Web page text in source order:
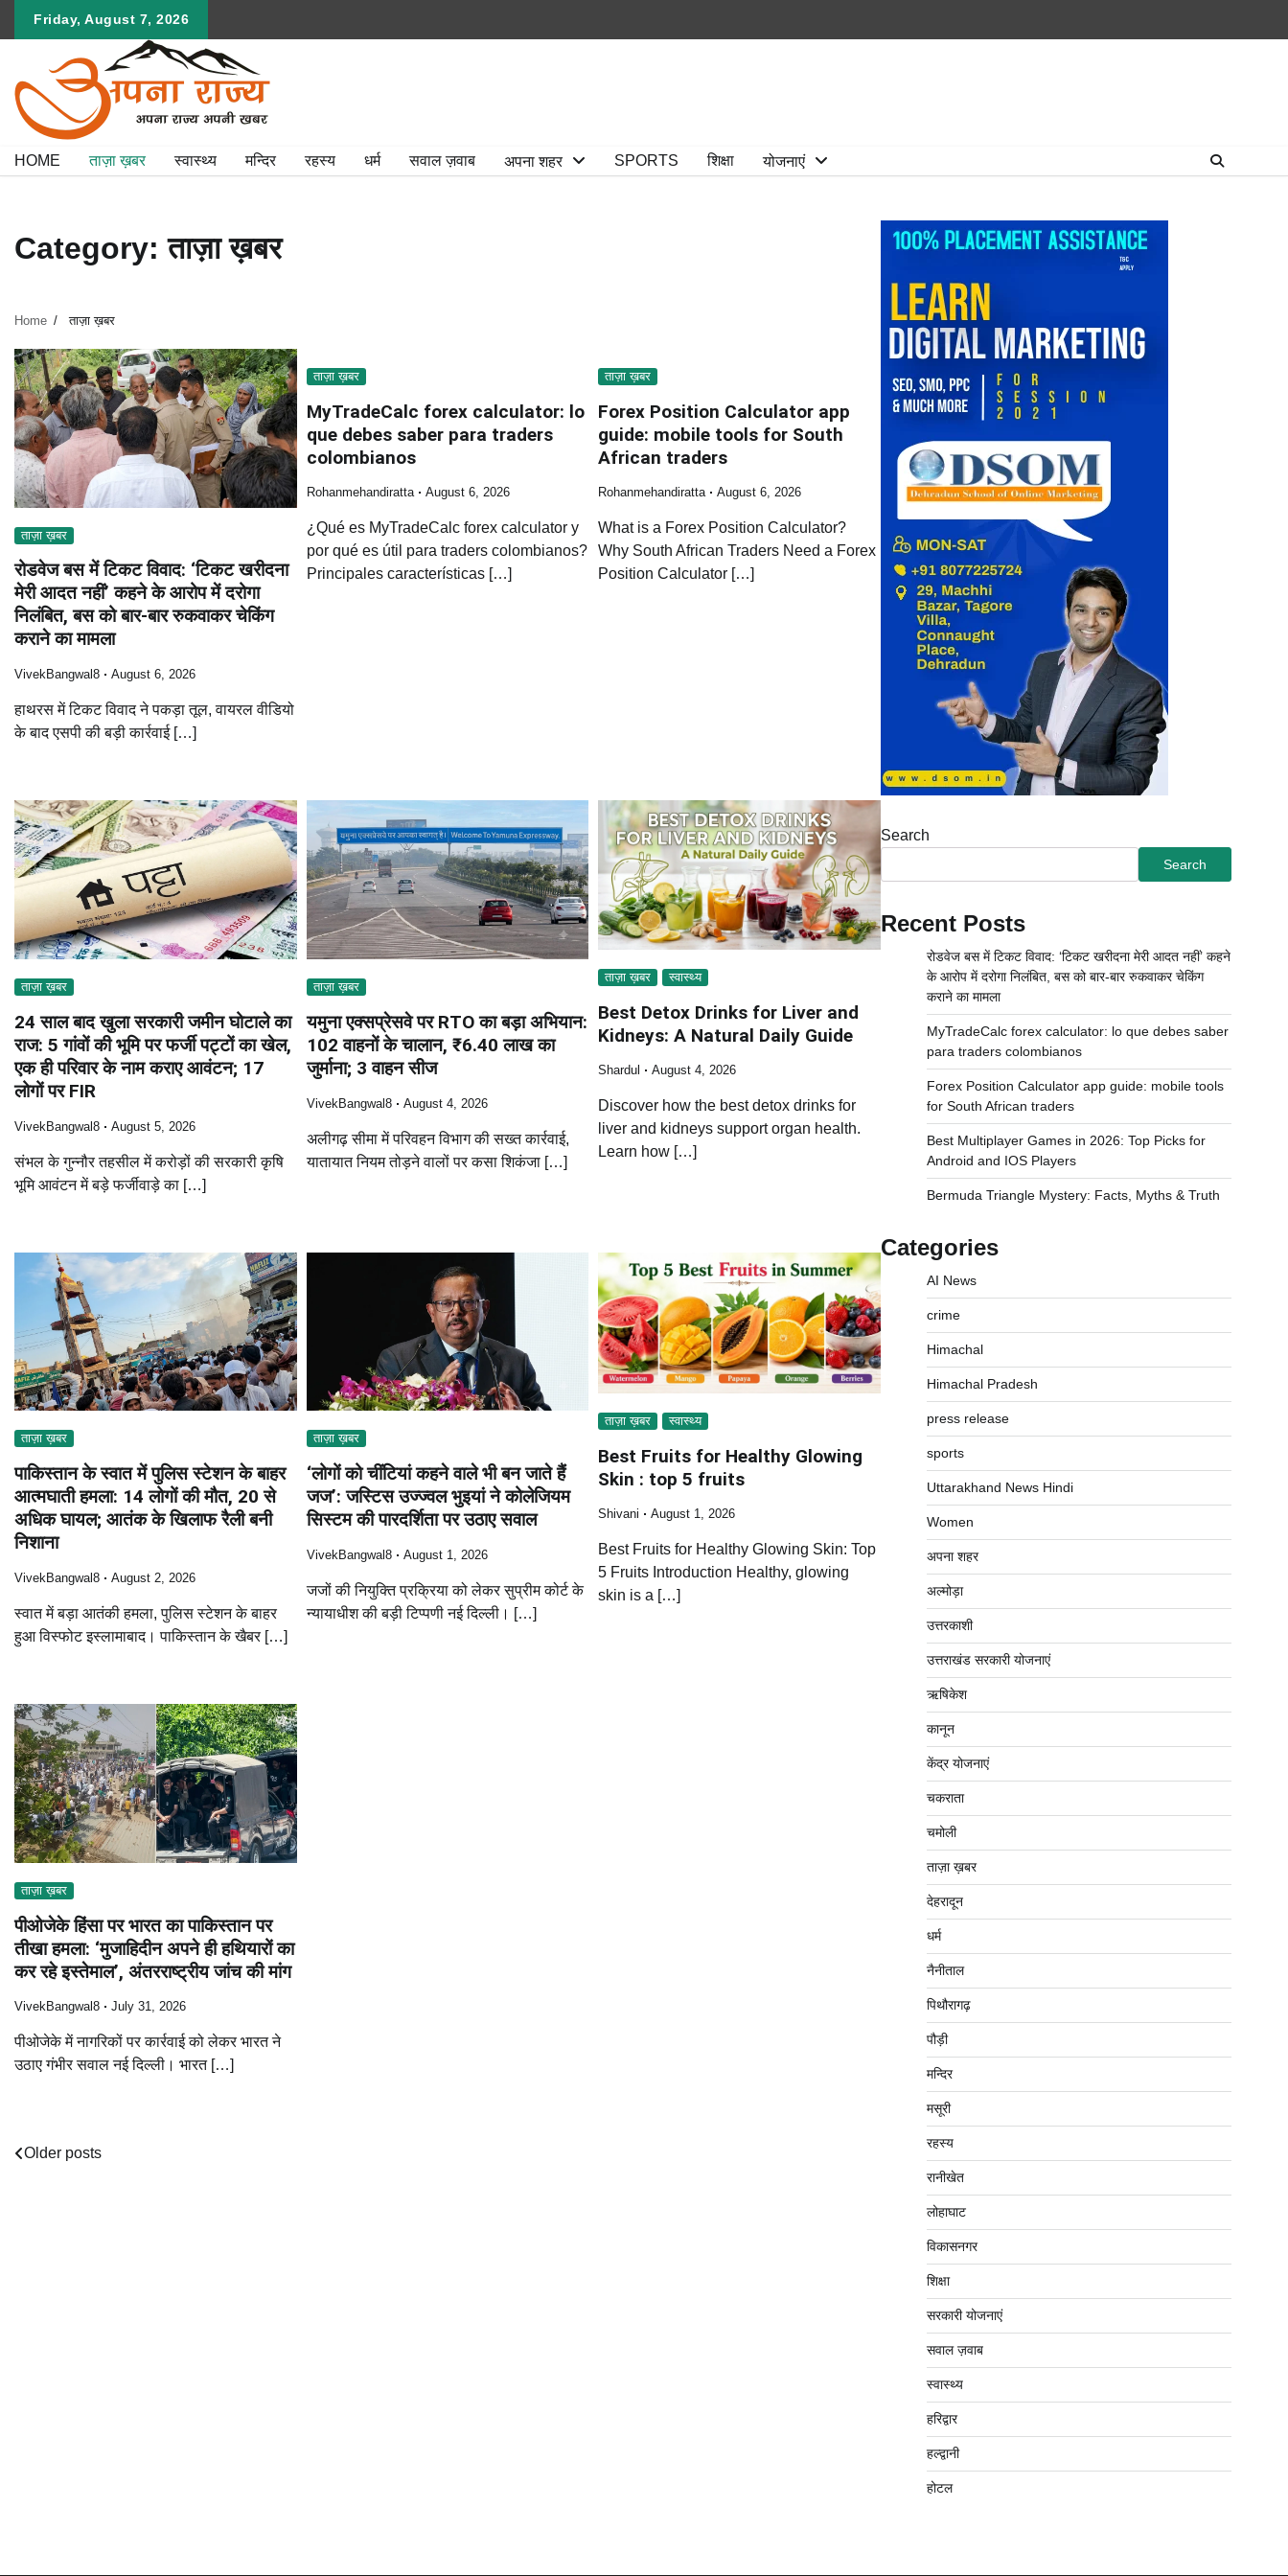
Friday, August 7, 2026
HOME ताज़ा ख़बर स्वास्थ्य मन्दिर रहस्य धर्म सवाल ज़वाब अपना शहर SPORTS शिक्षा योजनाएं
Category:ताज़ा ख़बर
Home ताज़ा ख़बर
ताज़ा ख़बर
रोडवेज बस में टिकट विवाद: ‘टिकट खरीदना
मेरी आदत नहीं’ कहने के आरोप में दरोगा
निलंबित, बस को बार-बार रुकवाकर चेकिंग
कराने का मामला
VivekBangwal8 August 6, 2026
हाथरस में टिकट विवाद ने पकड़ा तूल, वायरल वीडियो
के बाद एसपी की बड़ी कार्रवाई […]
ताज़ा ख़बर
MyTradeCalc forex calculator: lo
que debes saber para traders
colombianos
Rohanmehandiratta August 6, 2026
¿Qué es MyTradeCalc forex calculator y
por qué es útil para traders colombianos?
Principales características […]
ताज़ा ख़बर
Forex Position Calculator app
guide: mobile tools for South
African traders
Rohanmehandiratta August 6, 2026
What is a Forex Position Calculator?
Why South African Traders Need a Forex
Position Calculator […]
ताज़ा ख़बर
24 साल बाद खुला सरकारी जमीन घोटाले का
राज: 5 गांवों की भूमि पर फर्जी पट्टों का खेल,
एक ही परिवार के नाम कराए आवंटन; 17
लोगों पर FIR
VivekBangwal8 August 5, 2026
संभल के गुन्नौर तहसील में करोड़ों की सरकारी कृषि
भूमि आवंटन में बड़े फर्जीवाड़े का […]
ताज़ा ख़बर
यमुना एक्सप्रेसवे पर RTO का बड़ा अभियान:
102 वाहनों के चालान, ₹6.40 लाख का
जुर्माना; 3 वाहन सीज
VivekBangwal8 August 4, 2026
अलीगढ़ सीमा में परिवहन विभाग की सख्त कार्रवाई,
यातायात नियम तोड़ने वालों पर कसा शिकंजा […]
ताज़ा ख़बर स्वास्थ्य
Best Detox Drinks for Liver and
Kidneys: A Natural Daily Guide
Shardul August 4, 2026
Discover how the best detox drinks for
liver and kidneys support organ health.
Learn how […]
ताज़ा ख़बर
पाकिस्तान के स्वात में पुलिस स्टेशन के बाहर
आत्मघाती हमला: 14 लोगों की मौत, 20 से
अधिक घायल; आतंक के खिलाफ रैली बनी
निशाना
VivekBangwal8 August 2, 2026
स्वात में बड़ा आतंकी हमला, पुलिस स्टेशन के बाहर
हुआ विस्फोट इस्लामाबाद। पाकिस्तान के खैबर […]
ताज़ा ख़बर
‘लोगों को चींटियां कहने वाले भी बन जाते हैं
जज’: जस्टिस उज्ज्वल भुइयां ने कोलेजियम
सिस्टम की पारदर्शिता पर उठाए सवाल
VivekBangwal8 August 1, 2026
जजों की नियुक्ति प्रक्रिया को लेकर सुप्रीम कोर्ट के
न्यायाधीश की बड़ी टिप्पणी नई दिल्ली। […]
ताज़ा ख़बर स्वास्थ्य
Best Fruits for Healthy Glowing
Skin : top 5 fruits
Shivani August 1, 2026
Best Fruits for Healthy Glowing Skin: Top
5 Fruits Introduction Healthy, glowing
skin is a […]
ताज़ा ख़बर
पीओजेके हिंसा पर भारत का पाकिस्तान पर
तीखा हमला: ‘मुजाहिदीन अपने ही हथियारों का
कर रहे इस्तेमाल’, अंतरराष्ट्रीय जांच की मांग
VivekBangwal8 July 31, 2026
पीओजेके में नागरिकों पर कार्रवाई को लेकर भारत ने
उठाए गंभीर सवाल नई दिल्ली। भारत […]
Posts
Older posts
Search
Search
Recent Posts
रोडवेज बस में टिकट विवाद: ‘टिकट खरीदना मेरी आदत नहीं’ कहने
के आरोप में दरोगा निलंबित, बस को बार-बार रुकवाकर चेकिंग
कराने का मामला
MyTradeCalc forex calculator: lo que debes saber
para traders colombianos
Forex Position Calculator app guide: mobile tools
for South African traders
Best Multiplayer Games in 2026: Top Picks for
Android and IOS Players
Bermuda Triangle Mystery: Facts, Myths & Truth
Categories
AI News
crime
Himachal
Himachal Pradesh
press release
sports
Uttarakhand News Hindi
Women
अपना शहर
अल्मोड़ा
उत्तरकाशी
उत्तराखंड सरकारी योजनाएं
ऋषिकेश
कानून
केंद्र योजनाएं
चकराता
चमोली
ताज़ा ख़बर
देहरादून
धर्म
नैनीताल
पिथौरागढ़
पौड़ी
मन्दिर
मसूरी
रहस्य
रानीखेत
लोहाघाट
विकासनगर
शिक्षा
सरकारी योजनाएं
सवाल ज़वाब
स्वास्थ्य
हरिद्वार
हल्द्वानी
होटल